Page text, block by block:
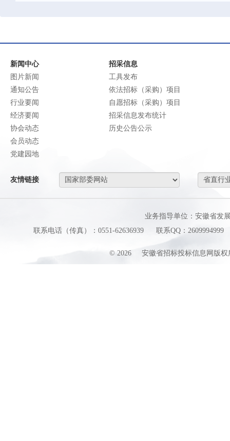
新闻中心
图片新闻
通知公告
行业要闻
经济要闻
协会动态
会员动态
党建园地
招采信息
工具发布
依法招标（采购）项目
自愿招标（采购）项目
招采信息发布统计
历史公告公示
友情链接
业务指导单位：安徽省发
联系电话（传真）：0551-62636939
联系QQ：2609994999
© 2026 安徽省招标投标信息网版